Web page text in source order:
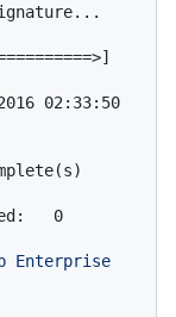
02:33:50
0
Enterprise